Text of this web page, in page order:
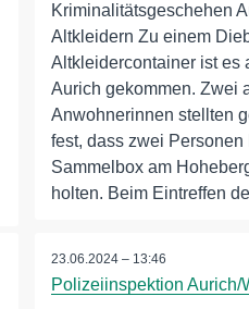
Kriminalitätsgeschehen
Altkleidern Zu einem
Altkleidercontainer ist es
Aurich gekommen. Zwei
Anwohnerinnen stellten
fest, dass zwei
Sammelbox am
holten. Beim Eintreffen
23.06.2024 – 13:46
Polizeiinspektion Aurich/